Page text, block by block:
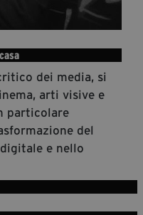
dei media, si
arti visive e
particolare
del
e nello